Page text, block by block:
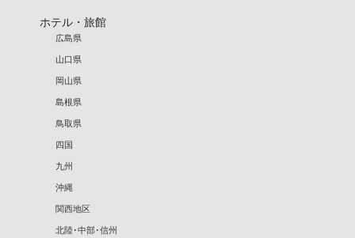
ホテル・旅館
広島県
山口県
岡山県
島根県
鳥取県
四国
九州
沖縄
関西地区
北陸･中部･信州